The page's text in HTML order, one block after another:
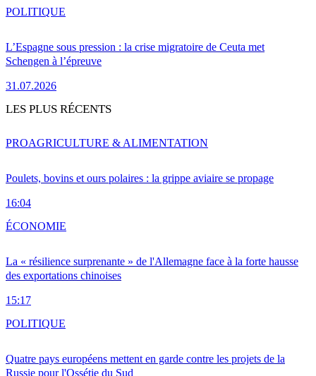
L’Espagne sous pression : la crise migratoire de Ceuta met
Schengen à l’épreuve
31.07.2026
POLITIQUE
LES PLUS RÉCENTS
Poulets, bovins et ours polaires : la grippe aviaire se propage
16:04
PROAGRICULTURE & ALIMENTATION
La « résilience surprenante » de l'Allemagne face à la forte hausse
des exportations chinoises
15:17
ÉCONOMIE
Quatre pays européens mettent en garde contre les projets de la
Russie pour l'Ossétie du Sud
POLITIQUE